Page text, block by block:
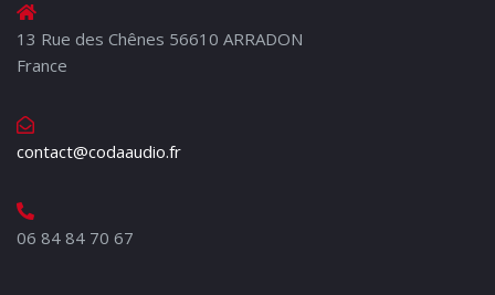
13 Rue des Chênes 56610 ARRADON
France
contact@codaaudio.fr
06 84 84 70 67